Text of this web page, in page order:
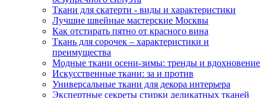
Ткани для скатерти - виды и характеристики
Лучшие швейные мастерские Москвы
Как отстирать пятно от красного вина
Ткань для сорочек – характеристики и
преимущества
Модные ткани осени-зимы: тренды и вдохновение
Искусственные ткани: за и против
Универсальные ткани для декора интерьера
Экспертные секреты стирки деликатных тканей